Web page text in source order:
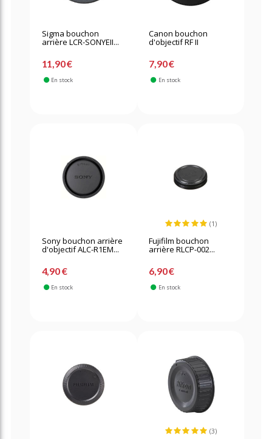
Sigma bouchon
arrière LCR-SONYEII...
11,90 €
En stock
Canon bouchon
d'objectif RF II
7,90 €
En stock
Sony bouchon arrière
d'objectif ALC-R1EM...
4,90 €
En stock
(1)
Fujifilm bouchon
arrière RLCP-002...
6,90 €
En stock
(3)